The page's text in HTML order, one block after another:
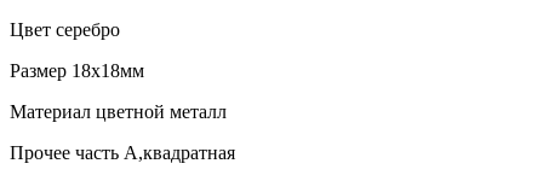
Цвет серебро
Размер 18х18мм
Материал цветной металл
Прочее часть А,квадратная